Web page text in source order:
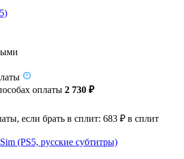
оплаты 2 730 ₽
если брать в сплит: 683 ₽ в сплит
(PS5, русские субтитры)